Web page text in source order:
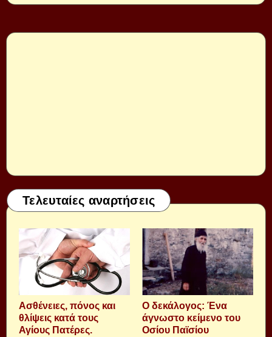
Τελευταίες αναρτήσεις
Aσθένειες, πόνος και
θλίψεις κατά τους
Αγίους Πατέρες.
Ο δεκάλογος: Ένα
άγνωστο κείμενο του
Οσίου Παϊσίου